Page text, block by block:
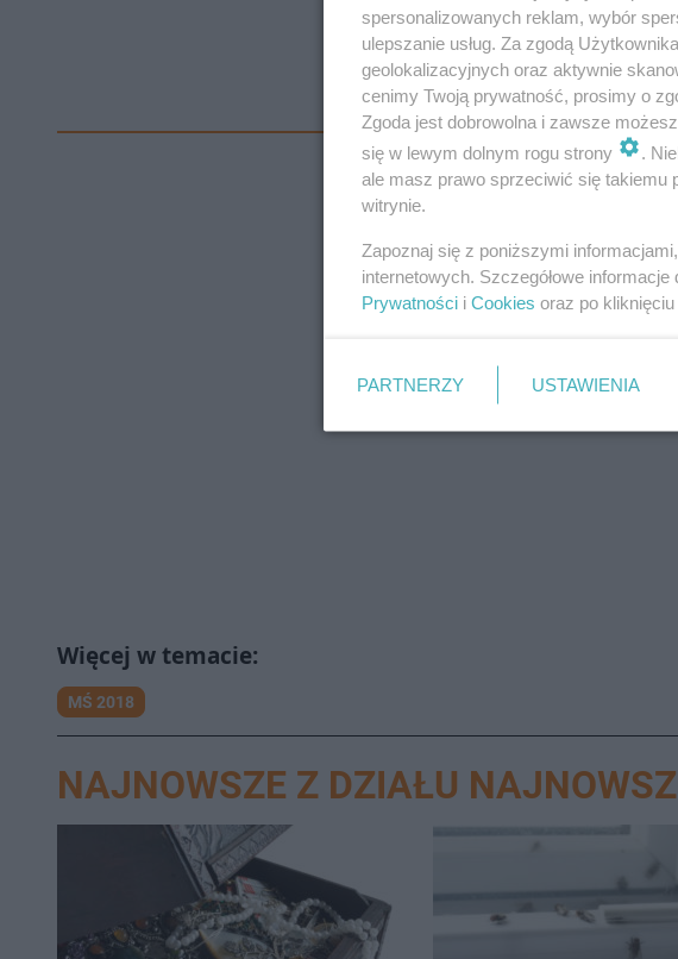
MŚ 2018
NAJNOWSZE Z DZIAŁU
spersonalizowanych reklam, wybór
ulepszanie usług. Za zgodą
geolokalizacyjnych oraz aktywnie
cenimy Twoją prywatność, prosimy o
Zgoda jest dobrowolna i zawsze
się w lewym dolnym rogu strony
.
ale masz prawo sprzeciwić się takiemu
witrynie.
Zapoznaj się z poniższymi
internetowych. Szczegółowe
Prywatności i Cookies oraz po kliknięciu
PARTNERZY USTAWIENIA